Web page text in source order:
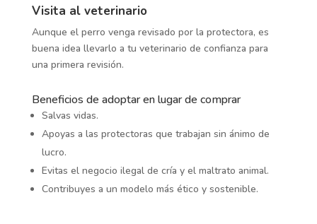
Visita al veterinario
Aunque el perro venga revisado por la protectora, es
buena idea llevarlo a tu veterinario de confianza para
una primera revisión.
Beneficios de adoptar en lugar de comprar
Salvas vidas.
Apoyas a las protectoras que trabajan sin ánimo de
lucro.
Evitas el negocio ilegal de cría y el maltrato animal.
Contribuyes a un modelo más ético y sostenible.